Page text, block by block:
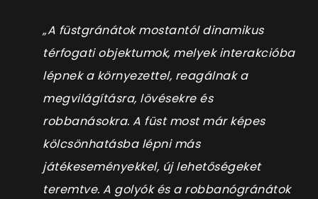
„A füstgránátok mostantól dinamikus
térfogati objektumok, melyek interakcióba
lépnek a környezettel, reagálnak a
megvilágításra, lövésekre és
robbanásokra. A füst most már képes
kölcsönhatásba lépni más
játékeseményekkel, új lehetőségeket
teremtve. A golyók és a robbanógránátok